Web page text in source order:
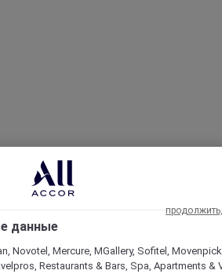
данные
Novotel, Mercure, MGallery, Sofitel,
Restaurants & Bars, Spa, Apartments &